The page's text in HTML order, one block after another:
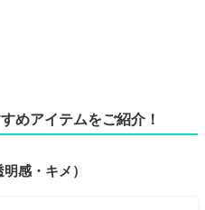
めアイテムをご紹介！
感・キメ）